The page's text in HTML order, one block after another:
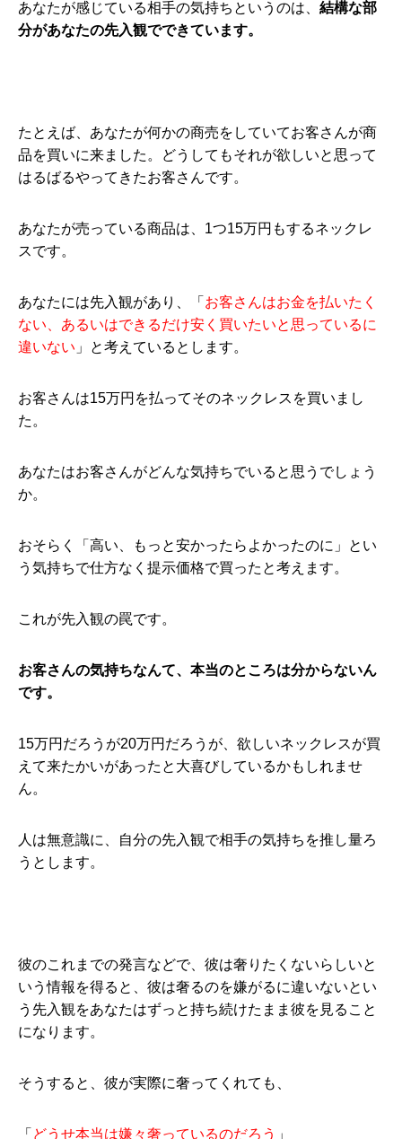
あなたが感じている相手の気持ちというのは、 結構な部
分があなたの先入観でできています。
たとえば、あなたが何かの商売をしていてお客さんが商
品を買いに来ました。どうしてもそれが欲しいと思って
はるばるやってきたお客さんです。
あなたが売っている商品は、1つ15万円もするネックレ
スです。
あなたには先入観があり、「 お客さんはお金を払いたく
ない、あるいはできるだけ安く買いたいと思っているに
違いない 」と考えているとします。
お客さんは15万円を払ってそのネックレスを買いまし
た。
あなたはお客さんがどんな気持ちでいると思うでしょう
か。
おそらく「高い、もっと安かったらよかったのに」とい
う気持ちで仕方なく提示価格で買ったと考えます。
これが先入観の罠です。
お客さんの気持ちなんて、本当のところは分からないん
です。
15万円だろうが20万円だろうが、欲しいネックレスが買
えて来たかいがあったと大喜びしているかもしれませ
ん。
人は無意識に、自分の先入観で相手の気持ちを推し量ろ
うとします。
彼のこれまでの発言などで、彼は奢りたくないらしいと
いう情報を得ると、彼は奢るのを嫌がるに違いないとい
う先入観をあなたはずっと持ち続けたまま彼を見ること
になります。
そうすると、彼が実際に奢ってくれても、
「 どうせ本当は嫌々奢っているのだろう 」